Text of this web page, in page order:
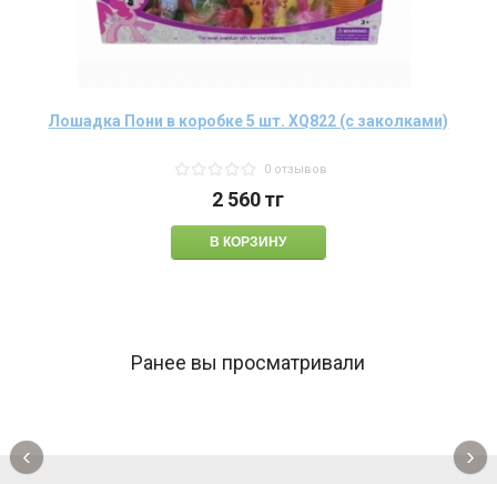
Лошадка Пони в коробке 5 шт. XQ822 (с заколками)
0 отзывов
2 560тг
Ранее вы просматривали
‹ ›